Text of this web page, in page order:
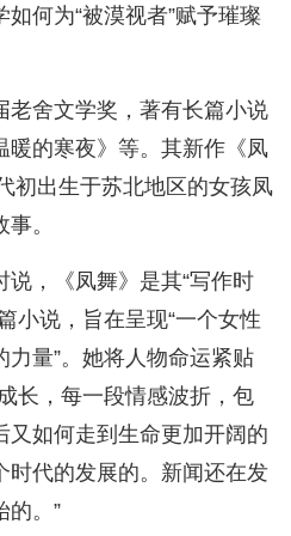
何为“被漠视者”赋予璀璨
老舍文学奖，著有长篇小说
暖的寒夜》等。其新作《凤
初出生于苏北地区的女孩凤
。
说，《凤舞》是其“写作时
小说，旨在呈现“一个女性
量”。她将人物命运紧贴
长，每一段情感波折，包
又如何走到生命更加开阔的
时代的发展的。新闻还在发
的。”